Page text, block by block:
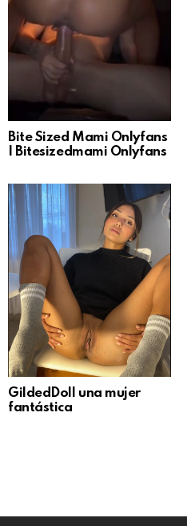
Bite Sized Mami Onlyfans
| Bitesizedmami Onlyfans
GildedDoll una mujer
fantástica